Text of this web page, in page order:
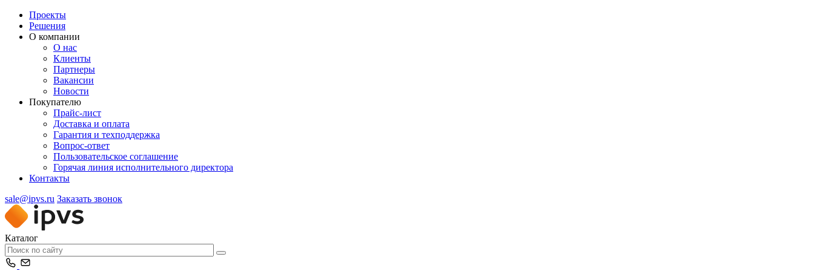
Проекты
Решения
О компании
О нас
Клиенты
Партнеры
Вакансии
Новости
Покупателю
Прайс-лист
Доставка и оплата
Гарантия и техподдержка
Вопрос-ответ
Пользовательское соглашение
Горячая линия исполнительного директора
Контакты
sale@ipvs.ru Заказать звонок
Каталог